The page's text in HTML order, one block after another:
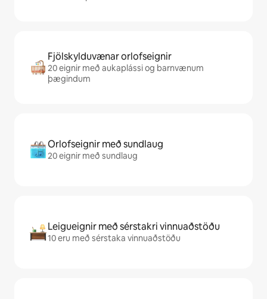
Fjölskylduvænar orlofseignir
20 eignir með aukaplássi og barnvænum
þægindum
Orlofseignir með sundlaug
20 eignir með sundlaug
Leigueignir með sérstakri vinnuaðstöðu
10 eru með sérstaka vinnuaðstöðu